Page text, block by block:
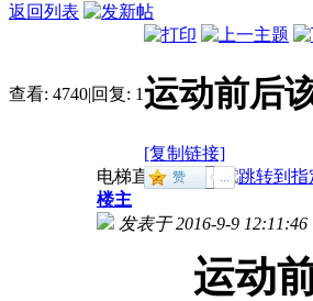
返回列表
查看: 4740|回复: 1 运动前后
[复制链接]
电梯直达
楼主
发表于 2016-9-9 12:11:46
运动前